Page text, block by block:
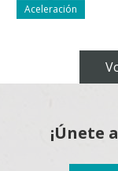
Aceleración
¡Únete